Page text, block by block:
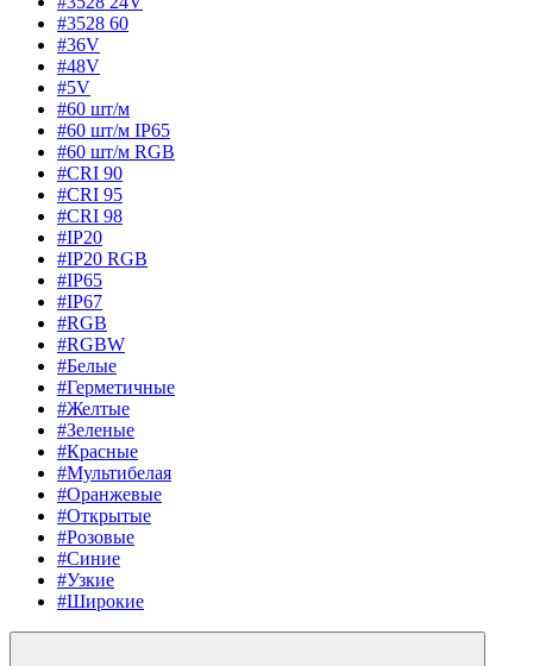
#3528 60
#36V
#48V
#5V
#60 шт/м
#60 шт/м IP65
#60 шт/м RGB
#CRI 90
#CRI 95
#CRI 98
#IP20
#IP20 RGB
#IP65
#IP67
#RGB
#RGBW
#Белые
#Герметичные
#Желтые
#Зеленые
#Красные
#Мультибелая
#Оранжевые
#Открытые
#Розовые
#Синие
#Узкие
#Широкие